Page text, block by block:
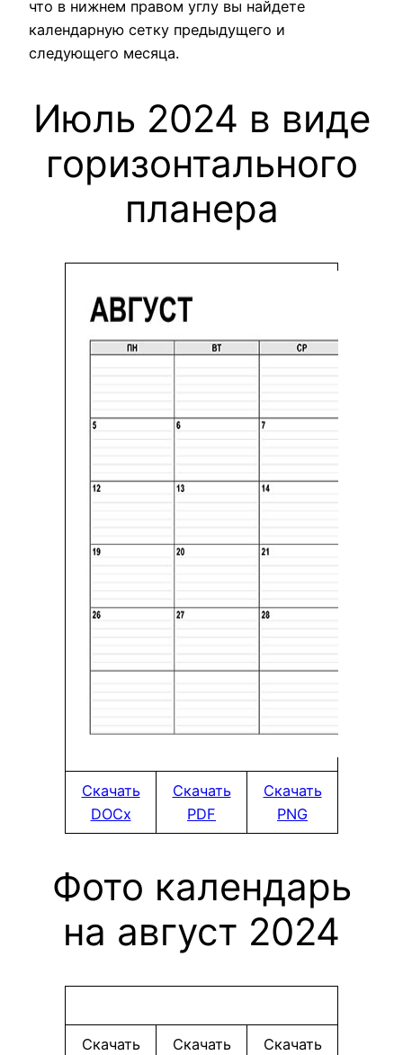
что в нижнем правом углу вы найдете
календарную сетку предыдущего и
следующего месяца.
Июль 2024 в виде
горизонтального
планера
Скачать
DOCx
Скачать
PDF
Скачать
PNG
Фото календарь
на август 2024
Скачать
Скачать
Скачать